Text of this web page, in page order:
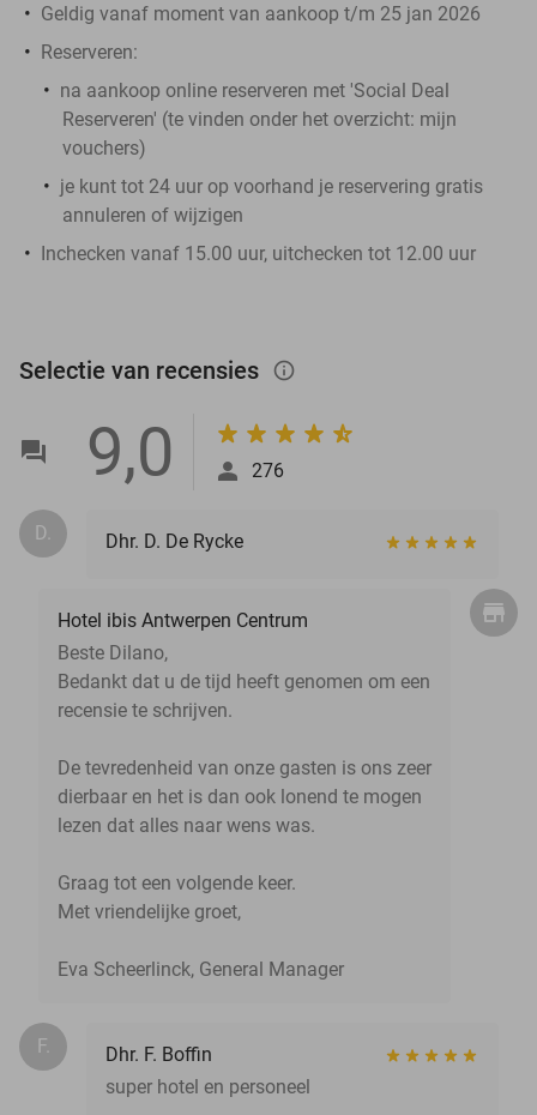
Geldig vanaf moment van aankoop t/m 25 jan 2026
Reserveren:
na aankoop online reserveren met 'Social Deal
Reserveren' (te vinden onder het overzicht: mijn
vouchers)
je kunt tot 24 uur op voorhand je reservering gratis
annuleren of wijzigen
Inchecken vanaf 15.00 uur, uitchecken tot 12.00 uur
Selectie van recensies info_outlined
9,0 276
D. Dhr. D. De Rycke
Hotel ibis Antwerpen Centrum
Beste Dilano,
Bedankt dat u de tijd heeft genomen om een
recensie te schrijven.
De tevredenheid van onze gasten is ons zeer
dierbaar en het is dan ook lonend te mogen
lezen dat alles naar wens was.
Graag tot een volgende keer.
Met vriendelijke groet,
Eva Scheerlinck, General Manager
F.
Dhr. F. Boffin
super hotel en personeel